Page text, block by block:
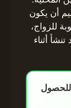
أن يكون
للزواج،
أثناء
للحصول